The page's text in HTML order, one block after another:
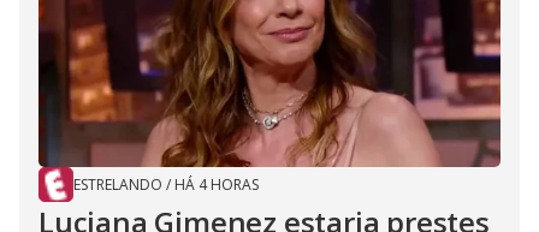
ESTRELANDO / HÁ 4 HORAS
Luciana Gimenez estaria prestes